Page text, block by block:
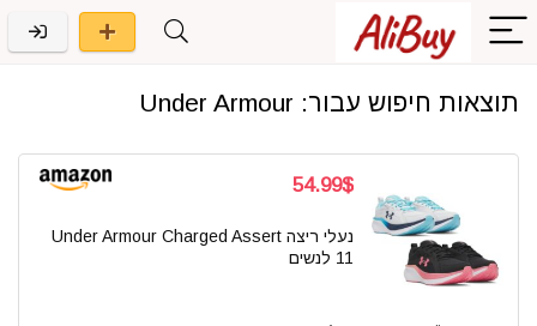
תוצאות חיפוש עבור:
54.99$
נעלי ריצה Under Armour Charged Assert
11 לנשים